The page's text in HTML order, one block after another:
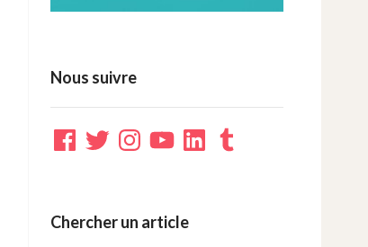
Nous suivre
Facebook
TwitterInstagramYouTubeLinkedInTumblr
Chercher un article